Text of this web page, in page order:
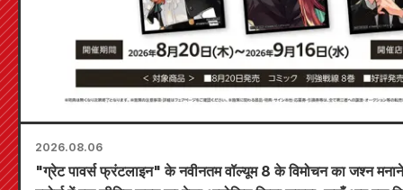
2026.08.06
"ग्रेट पावर्स फ्रंटलाइन" के नवीनतम वॉल्यूम 8 के विमोचन का जश्न